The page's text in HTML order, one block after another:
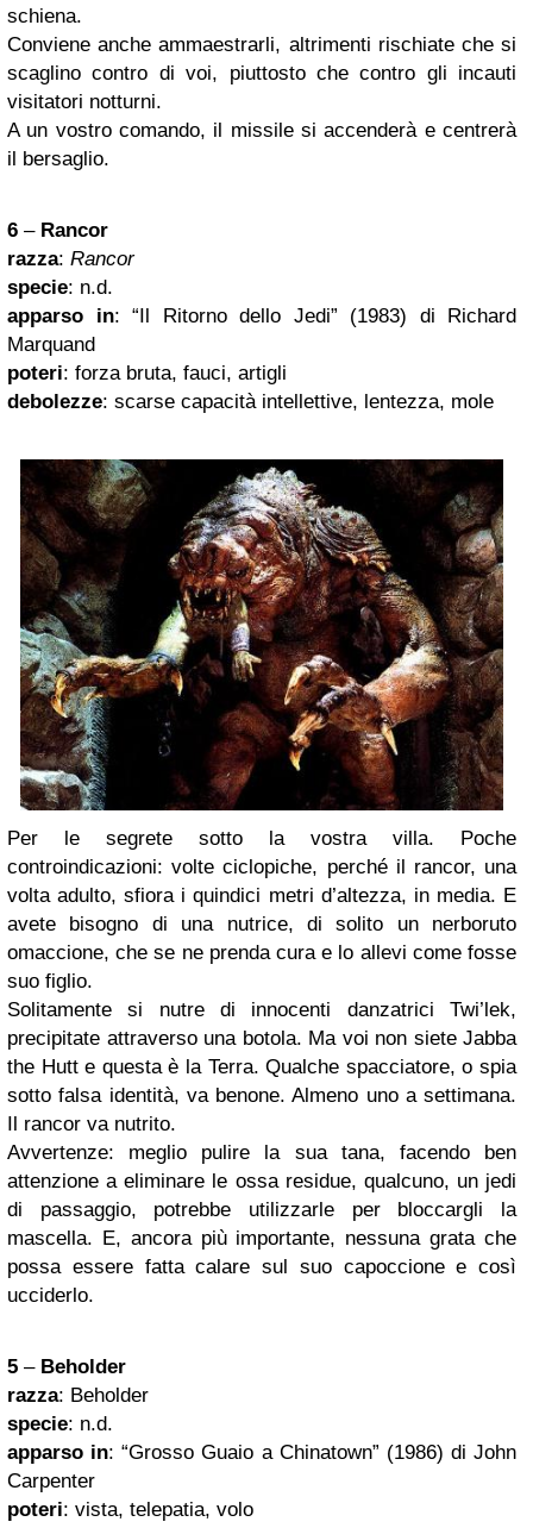
schiena.
Conviene anche ammaestrarli, altrimenti rischiate che si
scaglino contro di voi, piuttosto che contro gli incauti
visitatori notturni.
A un vostro comando, il missile si accenderà e centrerà
il bersaglio.
6 – Rancor
razza: Rancor
specie: n.d.
apparso in: “Il Ritorno dello Jedi” (1983) di Richard
Marquand
poteri: forza bruta, fauci, artigli
debolezze: scarse capacità intellettive, lentezza, mole
Per le segrete sotto la vostra villa. Poche
controindicazioni: volte ciclopiche, perché il rancor, una
volta adulto, sfiora i quindici metri d’altezza, in media. E
avete bisogno di una nutrice, di solito un nerboruto
omaccione, che se ne prenda cura e lo allevi come fosse
suo figlio.
Solitamente si nutre di innocenti danzatrici Twi’lek,
precipitate attraverso una botola. Ma voi non siete Jabba
the Hutt e questa è la Terra. Qualche spacciatore, o spia
sotto falsa identità, va benone. Almeno uno a settimana.
Il rancor va nutrito.
Avvertenze: meglio pulire la sua tana, facendo ben
attenzione a eliminare le ossa residue, qualcuno, un jedi
di passaggio, potrebbe utilizzarle per bloccargli la
mascella. E, ancora più importante, nessuna grata che
possa essere fatta calare sul suo capoccione e così
ucciderlo.
5 – Beholder
razza: Beholder
specie: n.d.
apparso in: “Grosso Guaio a Chinatown” (1986) di John
Carpenter
poteri: vista, telepatia, volo